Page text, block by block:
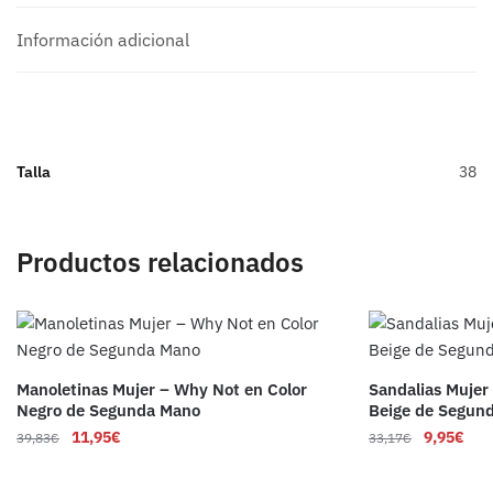
Información adicional
Talla 38
Productos relacionados
Manoletinas Mujer – Why Not en Color
Negro de Segunda Mano
39,83€ 11,95€
Sandalias
Beige de
33,17€ 9,95€